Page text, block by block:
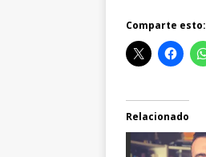
Comparte esto:
Relacionado